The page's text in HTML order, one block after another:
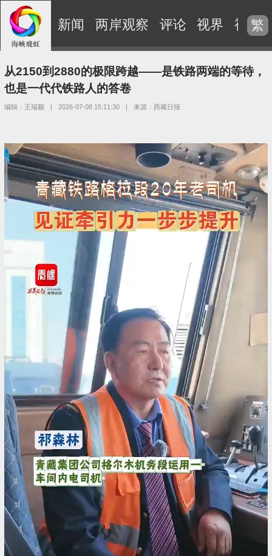
新闻 两岸观察 评论 视界 视频
繁
从2150到2880的极限跨越——是铁路两端的等待，
也是一代代铁路人的答卷
编辑：王瑞颖 | 2026-07-08 15:11:30 | 来源：西藏日报